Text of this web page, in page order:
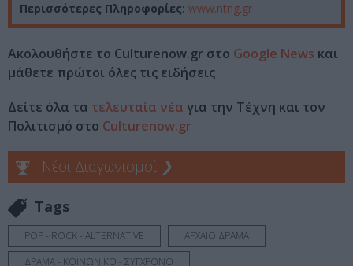
Περισσότερες Πληροφορίες: www.ntng.gr
Ακολουθήστε το Culturenow.gr στο Google News και
μάθετε πρώτοι όλες τις ειδήσεις
Δείτε όλα τα τελευταία νέα για την Τέχνη και τον
Πολιτισμό στο Culturenow.gr
Νέοι Διαγωνισμοί ❯
Tags
POP - ROCK - ALTERNATIVE
ΑΡΧΑΙΟ ΔΡΑΜΑ
ΔΡΑΜΑ - ΚΟΙΝΩΝΙΚΟ - ΣΥΓΧΡΟΝΟ